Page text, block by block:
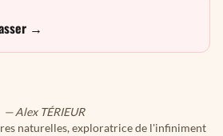
→
— Alex TÉRIEUR
naturelles, exploratrice de l'infiniment